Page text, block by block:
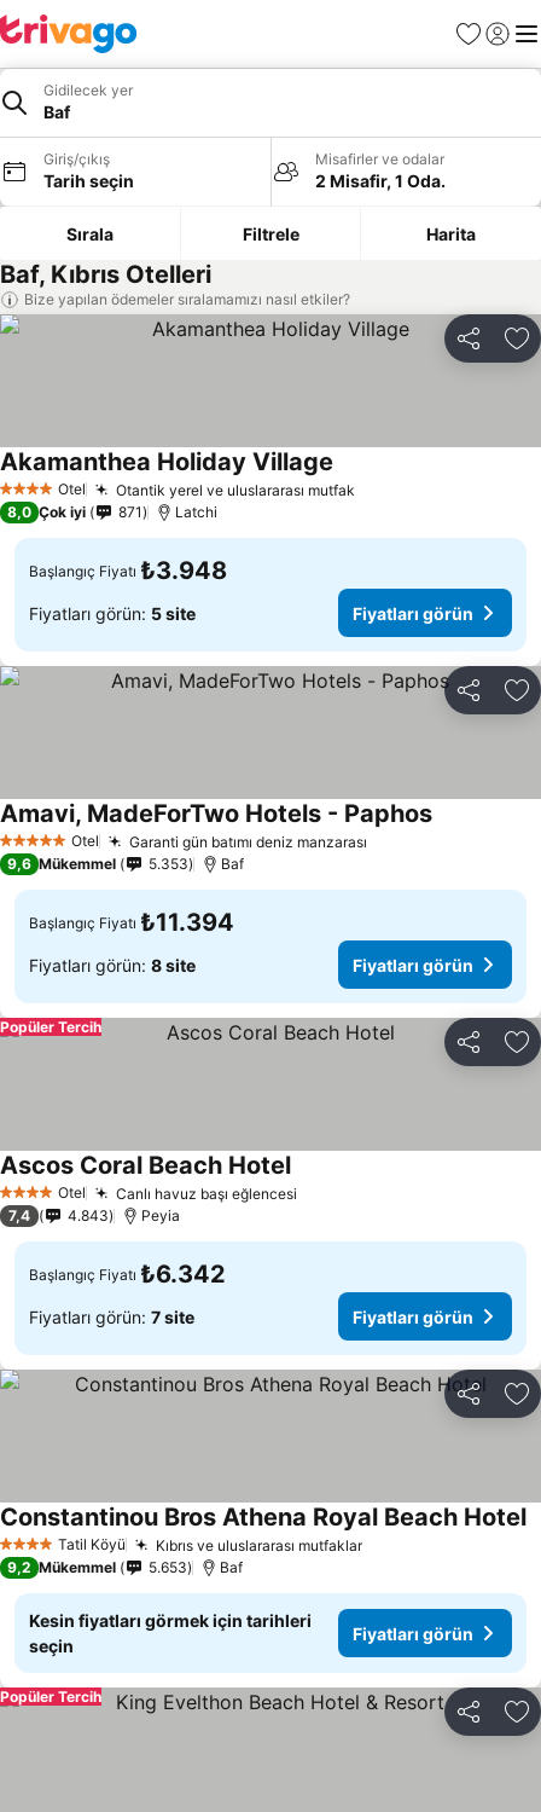
Favoriler
Giriş
Gidilecek yer
Baf
Giriş/çıkış
Tarih seçin
Misafirler ve odalar
2 Misafir, 1 Oda.
Sırala Filtrele Harita
Baf, Kıbrıs Otelleri
Bize yapılan ödemeler sıralamamızı nasıl etkiler?
Paylaş
4 Yıldız Otel Otantik yerel ve uluslararası mutfak
Akamanthea Holiday Village
8,0 Çok iyi 871 Latchi
Başlangıç Fiyatı ₺3.948
Fiyatları görün: 5 site Fiyatları görün
Paylaş
5 Yıldız Otel Garanti gün batımı deniz manzarası
Amavi, MadeForTwo Hotels - PaphosFiyatları
9,6 Mükemmel 5.353 Baf
Başlangıç Fiyatı ₺11.394
Fiyatları görün: 8 site Fiyatları görün
Paylaş
Popüler Tercih
4 Yıldız Otel Canlı havuz başı eğlencesi
Ascos Coral Beach HotelFiyatları görün
7,4 4.843 Peyia
Başlangıç Fiyatı ₺6.342
Fiyatları görün: 7 site Fiyatları görün
Paylaş
4 Yıldız Tatil Köyü Kıbrıs ve uluslararası mutfaklarFiyatları görün
Constantinou Bros Athena Royal Beach Hotel
9,2 Mükemmel 5.653 Baf
Kesin fiyatları görmek için tarihleri
seçin
Fiyatları görün
Paylaş
Popüler Tercih